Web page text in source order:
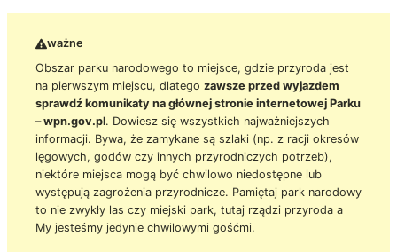
ważne
Obszar parku narodowego to miejsce, gdzie przyroda jest
na pierwszym miejscu, dlatego zawsze przed wyjazdem
sprawdź komunikaty na głównej stronie internetowej Parku
– wpn.gov.pl. Dowiesz się wszystkich najważniejszych
informacji. Bywa, że zamykane są szlaki (np. z racji okresów
lęgowych, godów czy innych przyrodniczych potrzeb),
niektóre miejsca mogą być chwilowo niedostępne lub
występują zagrożenia przyrodnicze. Pamiętaj park narodowy
to nie zwykły las czy miejski park, tutaj rządzi przyroda a
My jesteśmy jedynie chwilowymi gośćmi.